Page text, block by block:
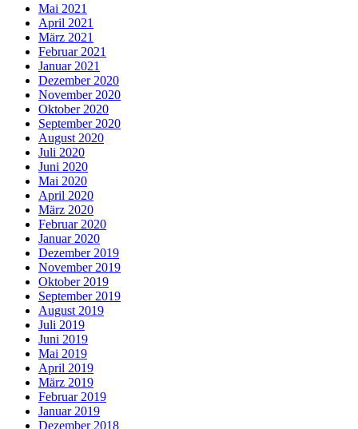
Mai 2021
April 2021
März 2021
Februar 2021
Januar 2021
Dezember 2020
November 2020
Oktober 2020
September 2020
August 2020
Juli 2020
Juni 2020
Mai 2020
April 2020
März 2020
Februar 2020
Januar 2020
Dezember 2019
November 2019
Oktober 2019
September 2019
August 2019
Juli 2019
Juni 2019
Mai 2019
April 2019
März 2019
Februar 2019
Januar 2019
Dezember 2018